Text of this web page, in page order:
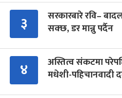
३
सरकारबारे रवि–
सक्छ, डर मान्नु पर्दैन
४
अस्तित्व संकटमा
मधेशी-पहिचानवादी